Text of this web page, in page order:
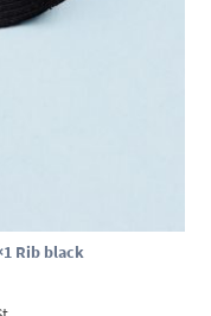
Rib black